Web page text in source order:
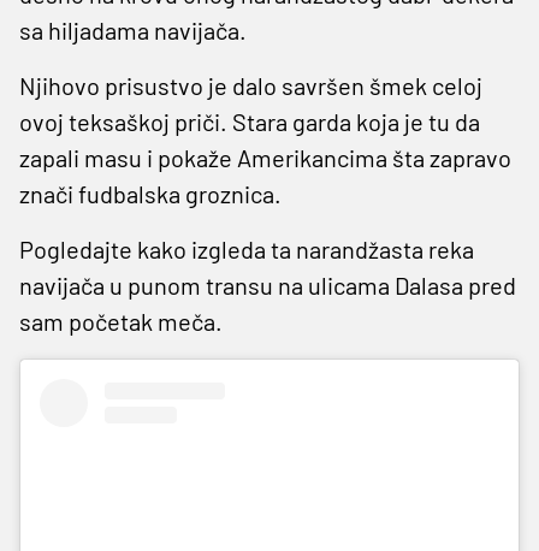
sa hiljadama navijača.
Njihovo prisustvo je dalo savršen šmek celoj
ovoj teksaškoj priči. Stara garda koja je tu da
zapali masu i pokaže Amerikancima šta zapravo
znači fudbalska groznica.
Pogledajte kako izgleda ta narandžasta reka
navijača u punom transu na ulicama Dalasa pred
sam početak meča.